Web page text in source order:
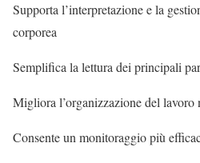
Supporta l’interpretazione e la
corporea
Semplifica la lettura dei principali
Migliora l’organizzazione del lavoro
Consente un monitoraggio più